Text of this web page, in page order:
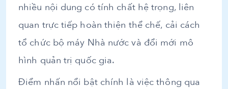
nhiều nội dung có tính chất hệ trọng, liên
quan trực tiếp hoàn thiện thể chế, cải cách
tổ chức bộ máy Nhà nước và đổi mới mô
hình quản trị quốc gia.
Điểm nhấn nổi bật chính là việc thông qua